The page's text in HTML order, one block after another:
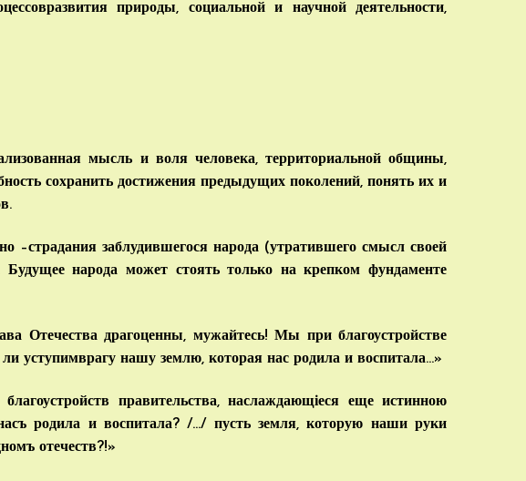
природы, социальной и научной деятельности,
мысль и воля человека, территориальной общины,
сохранить достижения предыдущих поколений, понять их и
–страдания заблудившегося народа (утратившего смысл своей
народа может стоять только на крепком фундаменте
Отечества драгоценны, мужайтесь! Мы при благоустройстве
уступимврагу нашу землю, которая нас родила и воспитала…»
правительства, наслаждающіеся еще истинною
родила и воспитала? /…/ пусть земля, которую наши руки
отечеств?!»